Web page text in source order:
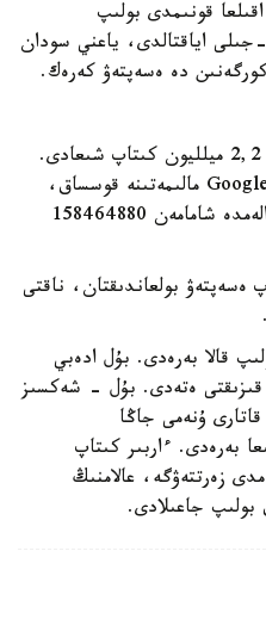
اقىلعا قونىمدى بولىپ
كورىنگەنىمەن، بۇل جوبا 2010 -جىلى اياقتالدى، ياعني سودان
دە ەسەپتەۋ كەرەك.
يۋنەسكو ەسەبىنشە، جىل سايىن 2,2 ميلليون كىتاپ شىعادى.
وسى اقپارات بويىنشا ەسەپتەپ، Google مالىمەتىنە قوسساق،
2023 -جىلعى جاعداي بويىنشا الەمدە شامامەن 158464880
ەسەپتەۋ بولعاندىقتان، ناقتى
قالا بەرەدى. بۇل ادەبي
قىزىقتى ەتەدى. بۇل - شەكسىز
ۇنەمى جاڭا
بەرەدى. ءاربىر كىتاپ
زەرتتەۋگە، عالامنىڭ
بولىپ جاعىلادى.